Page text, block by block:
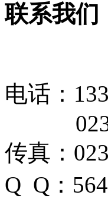
联系我们
电话：
023-
传真：
Q Q：